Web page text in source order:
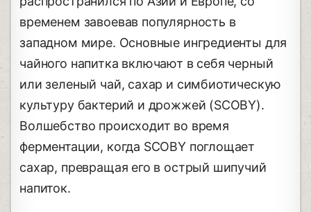
временем завоевав популярность в
западном мире. Основные ингредиенты для
чайного напитка включают в себя черный
или зеленый чай, сахар и симбиотическую
культуру бактерий и дрожжей (SCOBY).
Волшебство происходит во время
ферментации, когда SCOBY поглощает
сахар, превращая его в острый шипучий
напиток.